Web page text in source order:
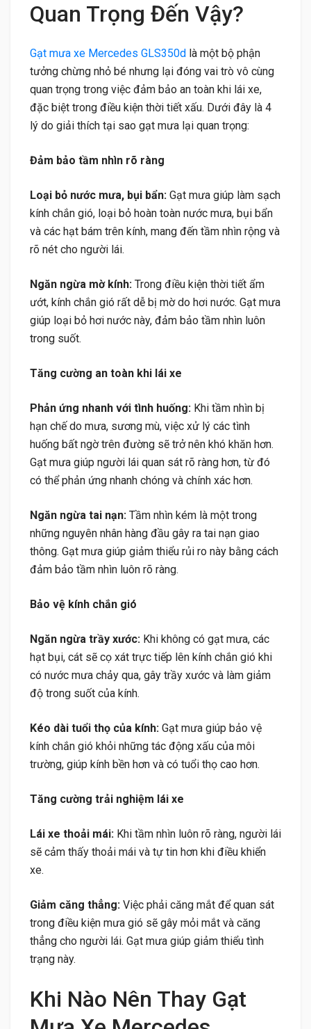
Quan Trọng Đến Vậy?
Gạt mưa xe Mercedes GLS350d là một bộ phận
tưởng chừng nhỏ bé nhưng lại đóng vai trò vô cùng
quan trọng trong việc đảm bảo an toàn khi lái xe,
đặc biệt trong điều kiện thời tiết xấu. Dưới đây là 4
lý do giải thích tại sao gạt mưa lại quan trọng:
Đảm bảo tầm nhìn rõ ràng
Loại bỏ nước mưa, bụi bẩn: Gạt mưa giúp làm sạch
kính chắn gió, loại bỏ hoàn toàn nước mưa, bụi bẩn
và các hạt bám trên kính, mang đến tầm nhìn rộng và
rõ nét cho người lái.
Ngăn ngừa mờ kính: Trong điều kiện thời tiết ẩm
ướt, kính chắn gió rất dễ bị mờ do hơi nước. Gạt mưa
giúp loại bỏ hơi nước này, đảm bảo tầm nhìn luôn
trong suốt.
Tăng cường an toàn khi lái xe
Phản ứng nhanh với tình huống: Khi tầm nhìn bị
hạn chế do mưa, sương mù, việc xử lý các tình
huống bất ngờ trên đường sẽ trở nên khó khăn hơn.
Gạt mưa giúp người lái quan sát rõ ràng hơn, từ đó
có thể phản ứng nhanh chóng và chính xác hơn.
Ngăn ngừa tai nạn: Tầm nhìn kém là một trong
những nguyên nhân hàng đầu gây ra tai nạn giao
thông. Gạt mưa giúp giảm thiểu rủi ro này bằng cách
đảm bảo tầm nhìn luôn rõ ràng.
Bảo vệ kính chắn gió
Ngăn ngừa trầy xước: Khi không có gạt mưa, các
hạt bụi, cát sẽ cọ xát trực tiếp lên kính chắn gió khi
có nước mưa chảy qua, gây trầy xước và làm giảm
độ trong suốt của kính.
Kéo dài tuổi thọ của kính: Gạt mưa giúp bảo vệ
kính chắn gió khỏi những tác động xấu của môi
trường, giúp kính bền hơn và có tuổi thọ cao hơn.
Tăng cường trải nghiệm lái xe
Lái xe thoải mái: Khi tầm nhìn luôn rõ ràng, người lái
sẽ cảm thấy thoải mái và tự tin hơn khi điều khiển
xe.
Giảm căng thẳng: Việc phải căng mắt để quan sát
trong điều kiện mưa gió sẽ gây mỏi mắt và căng
thẳng cho người lái. Gạt mưa giúp giảm thiểu tình
trạng này.
Khi Nào Nên Thay Gạt